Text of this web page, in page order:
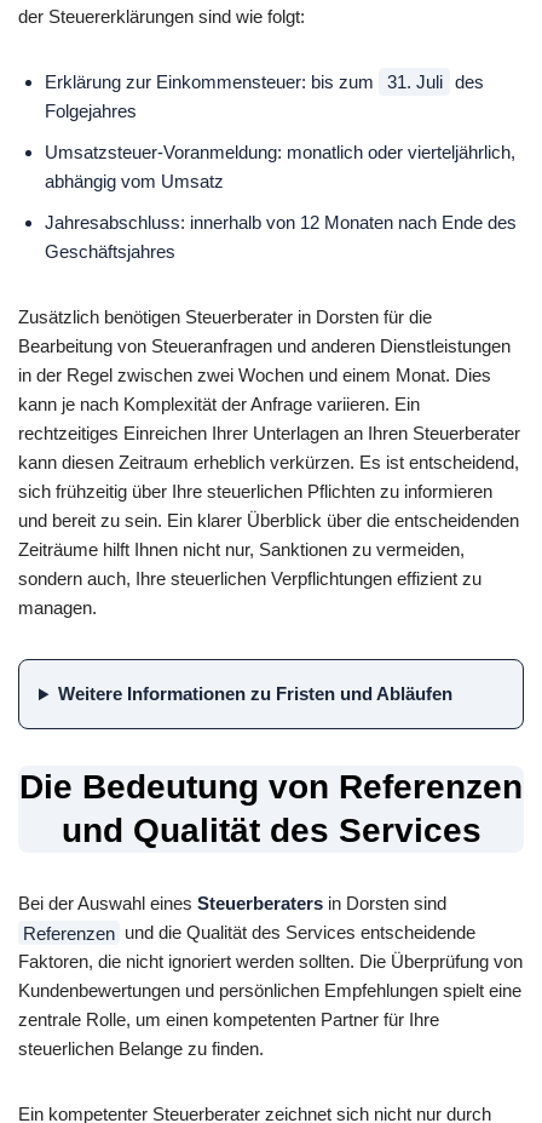
der Steuererklärungen sind wie folgt:
Erklärung zur Einkommensteuer: bis zum 31. Juli
des
Folgejahres
Umsatzsteuer-Voranmeldung: monatlich oder vierteljährlich,
abhängig vom Umsatz
Jahresabschluss: innerhalb von 12 Monaten nach Ende des
Geschäftsjahres
Zusätzlich benötigen Steuerberater in Dorsten für die
Bearbeitung von Steueranfragen und anderen Dienstleistungen
in der Regel zwischen zwei Wochen und einem Monat. Dies
kann je nach Komplexität der Anfrage variieren. Ein
rechtzeitiges Einreichen Ihrer Unterlagen an Ihren Steuerberater
kann diesen Zeitraum erheblich verkürzen. Es ist entscheidend,
sich frühzeitig über Ihre steuerlichen Pflichten zu informieren
und bereit zu sein. Ein klarer Überblick über die entscheidenden
Zeiträume hilft Ihnen nicht nur, Sanktionen zu vermeiden,
sondern auch, Ihre steuerlichen Verpflichtungen effizient zu
managen.
Weitere Informationen zu Fristen und Abläufen
Die Bedeutung von Referenzen
und Qualität des Services
Bei der Auswahl eines Steuerberaters in Dorsten sind
Referenzen und die Qualität des Services entscheidende
Faktoren, die nicht ignoriert werden sollten. Die Überprüfung von
Kundenbewertungen und persönlichen Empfehlungen spielt eine
zentrale Rolle, um einen kompetenten Partner für Ihre
steuerlichen Belange zu finden.
Ein kompetenter Steuerberater zeichnet sich nicht nur durch